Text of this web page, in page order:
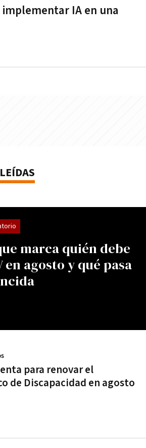
IA en una
marca quién debe
en agosto y qué pasa
para renovar el
de Discapacidad en agosto